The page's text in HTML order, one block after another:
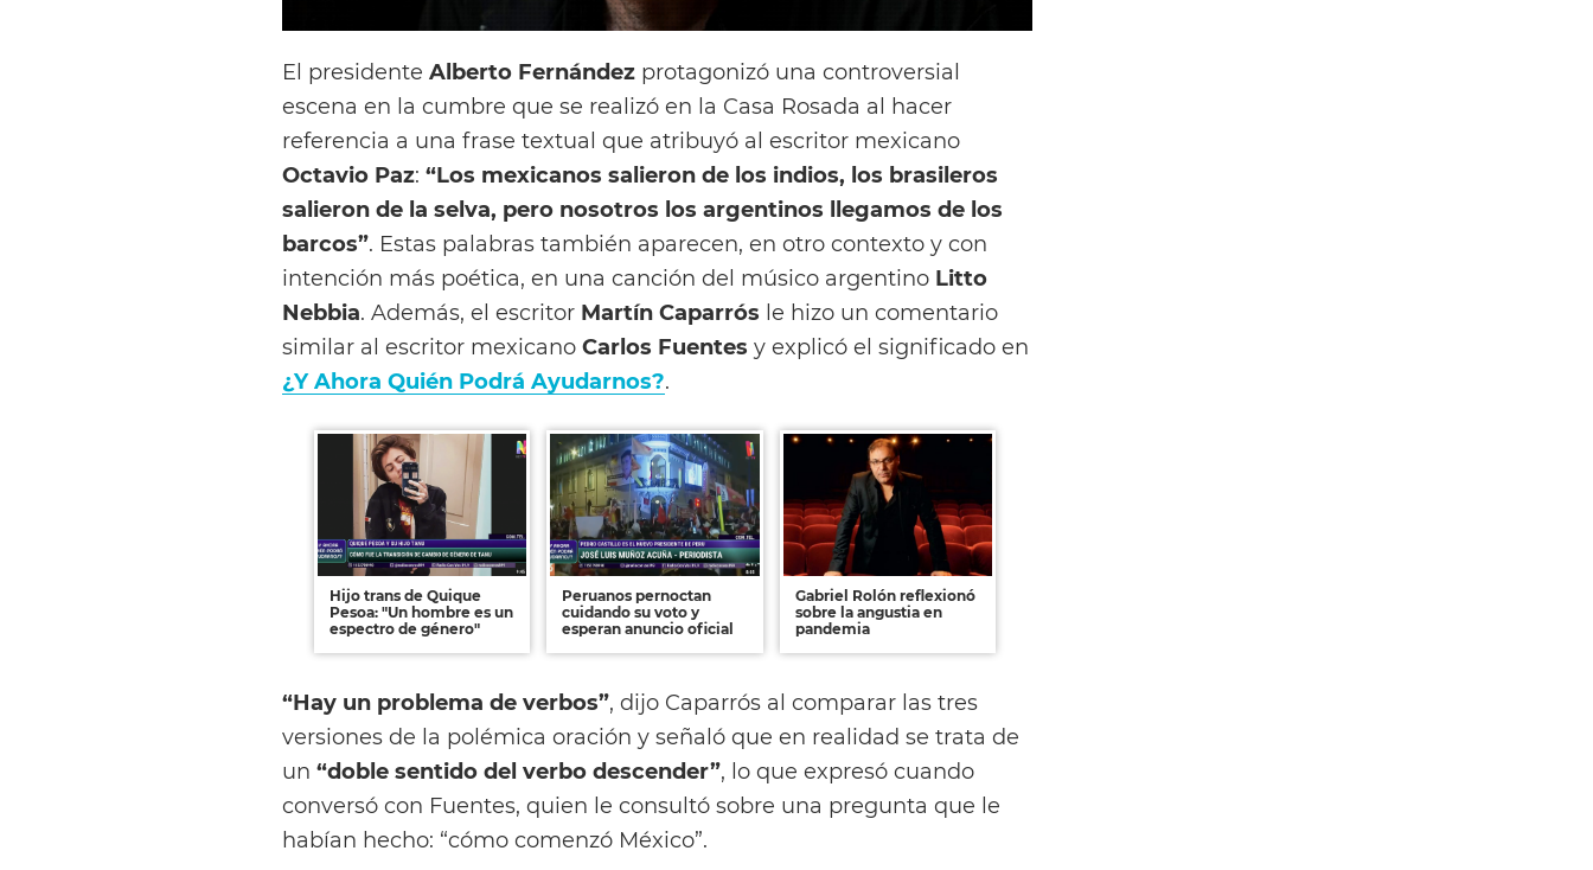
El presidente Alberto Fernández protagonizó una controversial
escena en la cumbre que se realizó en la Casa Rosada al hacer
referencia a una frase textual que atribuyó al escritor mexicano
Octavio Paz: “Los mexicanos salieron de los indios, los brasileros
salieron de la selva, pero nosotros los argentinos llegamos de los
barcos”. Estas palabras también aparecen, en otro contexto y con
intención más poética, en una canción del músico argentino Litto
Nebbia. Además, el escritor Martín Caparrós le hizo un comentario
similar al escritor mexicano Carlos Fuentes y explicó el significado en
¿Y Ahora Quién Podrá Ayudarnos?.
Hijo trans de Quique
Pesoa: "Un hombre es un
espectro de género"
Peruanos pernoctan
cuidando su voto y
esperan anuncio oficial
Gabriel Rolón reflexionó
sobre la angustia en
pandemia
“Hay un problema de verbos”, dijo Caparrós al comparar las tres
versiones de la polémica oración y señaló que en realidad se trata de
un “doble sentido del verbo descender”, lo que expresó cuando
conversó con Fuentes, quien le consultó sobre una pregunta que le
habían hecho: “cómo comenzó México”.